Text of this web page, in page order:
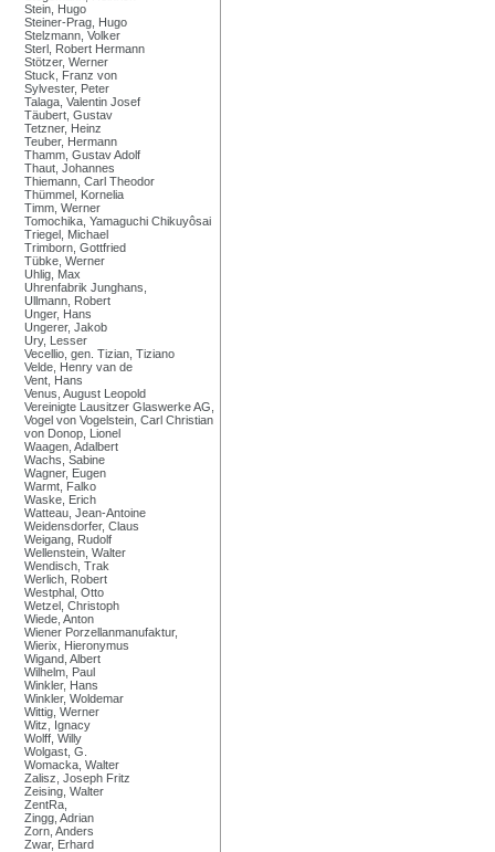
Stein, Hugo
Steiner-Prag, Hugo
Stelzmann, Volker
Sterl, Robert Hermann
Stötzer, Werner
Stuck, Franz von
Sylvester, Peter
Talaga, Valentin Josef
Täubert, Gustav
Tetzner, Heinz
Teuber, Hermann
Thamm, Gustav Adolf
Thaut, Johannes
Thiemann, Carl Theodor
Thümmel, Kornelia
Timm, Werner
Tomochika, Yamaguchi Chikuyôsai
Triegel, Michael
Trimborn, Gottfried
Tübke, Werner
Uhlig, Max
Uhrenfabrik Junghans,
Ullmann, Robert
Unger, Hans
Ungerer, Jakob
Ury, Lesser
Vecellio, gen. Tizian, Tiziano
Velde, Henry van de
Vent, Hans
Venus, August Leopold
Vereinigte Lausitzer Glaswerke AG,
Vogel von Vogelstein, Carl Christian
von Donop, Lionel
Waagen, Adalbert
Wachs, Sabine
Wagner, Eugen
Warmt, Falko
Waske, Erich
Watteau, Jean-Antoine
Weidensdorfer, Claus
Weigang, Rudolf
Wellenstein, Walter
Wendisch, Trak
Werlich, Robert
Westphal, Otto
Wetzel, Christoph
Wiede, Anton
Wiener Porzellanmanufaktur,
Wierix, Hieronymus
Wigand, Albert
Wilhelm, Paul
Winkler, Hans
Winkler, Woldemar
Wittig, Werner
Witz, Ignacy
Wolff, Willy
Wolgast, G.
Womacka, Walter
Zalisz, Joseph Fritz
Zeising, Walter
ZentRa,
Zingg, Adrian
Zorn, Anders
Zwar, Erhard